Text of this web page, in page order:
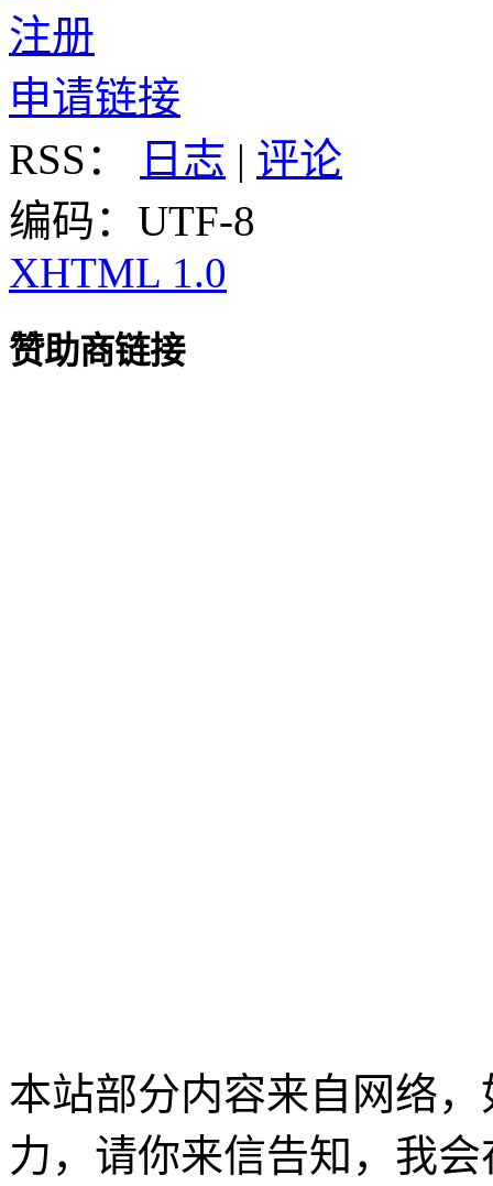
注册
申请链接
RSS：
日志 | 评论
编码：UTF-8
XHTML 1.0
赞助商链接
本站部分内容来自网络
力，请你来信告知，我